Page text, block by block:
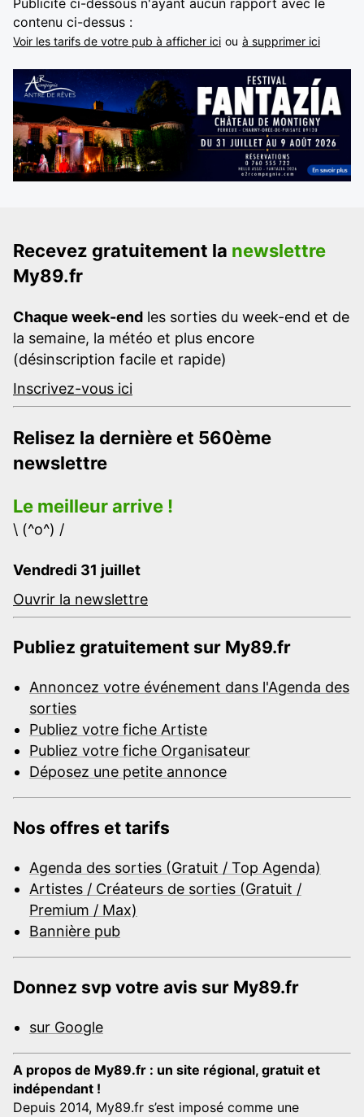
contenu ci-dessus :
Voir les tarifs de votre pub à afficher ici ou à supprimer ici
Recevez gratuitement la newslettre
My89.fr
Chaque week-end les sorties du week-end et de
la semaine, la météo et plus encore
(désinscription facile et rapide)
Inscrivez-vous ici
Relisez la dernière et 560ème
newslettre
Le meilleur arrive !
\ (^o^) /
Vendredi 31 juillet
Ouvrir la newslettre
Publiez gratuitement sur My89.fr
Annoncez votre événement dans l'Agenda des
sorties
Publiez votre fiche Artiste
Publiez votre fiche Organisateur
Déposez une petite annonce
Nos offres et tarifs
Agenda des sorties (Gratuit / Top Agenda)
Artistes / Créateurs de sorties (Gratuit /
Premium / Max)
Bannière pub
Donnez svp votre avis sur My89.fr
sur Google
A propos de My89.fr : un site régional, gratuit et
indépendant !
Depuis 2014, My89.fr s’est imposé comme une